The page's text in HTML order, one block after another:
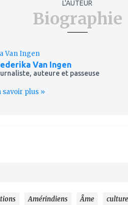
L'AUTEUR
Biographie
Van Ingen
auteure et passeuse
savoir plus »
Amérindiens Âme